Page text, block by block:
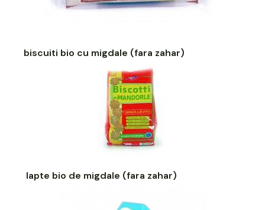
biscuiti bio cu migdale (fara zahar)
lapte bio de migdale (fara zahar)